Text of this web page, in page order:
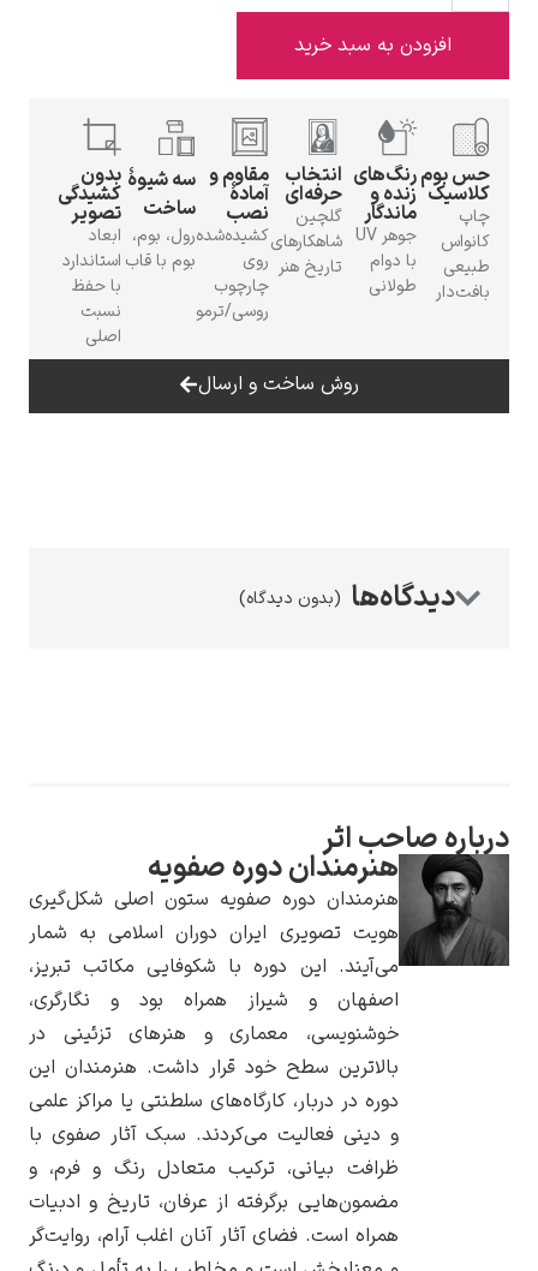
لودویگ دویچ
یوهانس فرمیر
پرفروش‌ترین
تابلوها
افزودن به سبد خرید
حس بوم
کلاسیک
چاپ
کانواس
طبیعی
بافت‌دار
رنگ‌های
زنده و
ماندگار
جوهر UV
با دوام
طولانی
انتخاب
حرفه‌ای
گلچین
شاهکارهای
تاریخ هنر
مقاوم و
آمادهٔ
نصب
کشیده‌شده
روی
چارچوب
روسی/ترمو
سه شیوهٔ
ساخت
رول، بوم،
بوم با قاب
بدون
کشیدگی
تصویر
ابعاد
استاندارد
با حفظ
نسبت
اصلی
روش ساخت و ارسال
(بدون دیدگاه)
درباره صاحب اثر
هنرمندان دوره صفویه
هنرمندان دوره صفویه ستون اصلی شکل‌گیری
هویت تصویری ایران دوران اسلامی به شمار
می‌آیند. این دوره با شکوفایی مکاتب تبریز،
اصفهان و شیراز همراه بود و نگارگری،
خوشنویسی، معماری و هنرهای تزئینی در
بالاترین سطح خود قرار داشت. هنرمندان این
دوره در دربار، کارگاه‌های سلطنتی یا مراکز علمی
و دینی فعالیت می‌کردند. سبک آثار صفوی با
ظرافت بیانی، ترکیب متعادل رنگ و فرم، و
مضمون‌هایی برگرفته از عرفان، تاریخ و ادبیات
همراه است. فضای آثار آنان اغلب آرام، روایت‌گر